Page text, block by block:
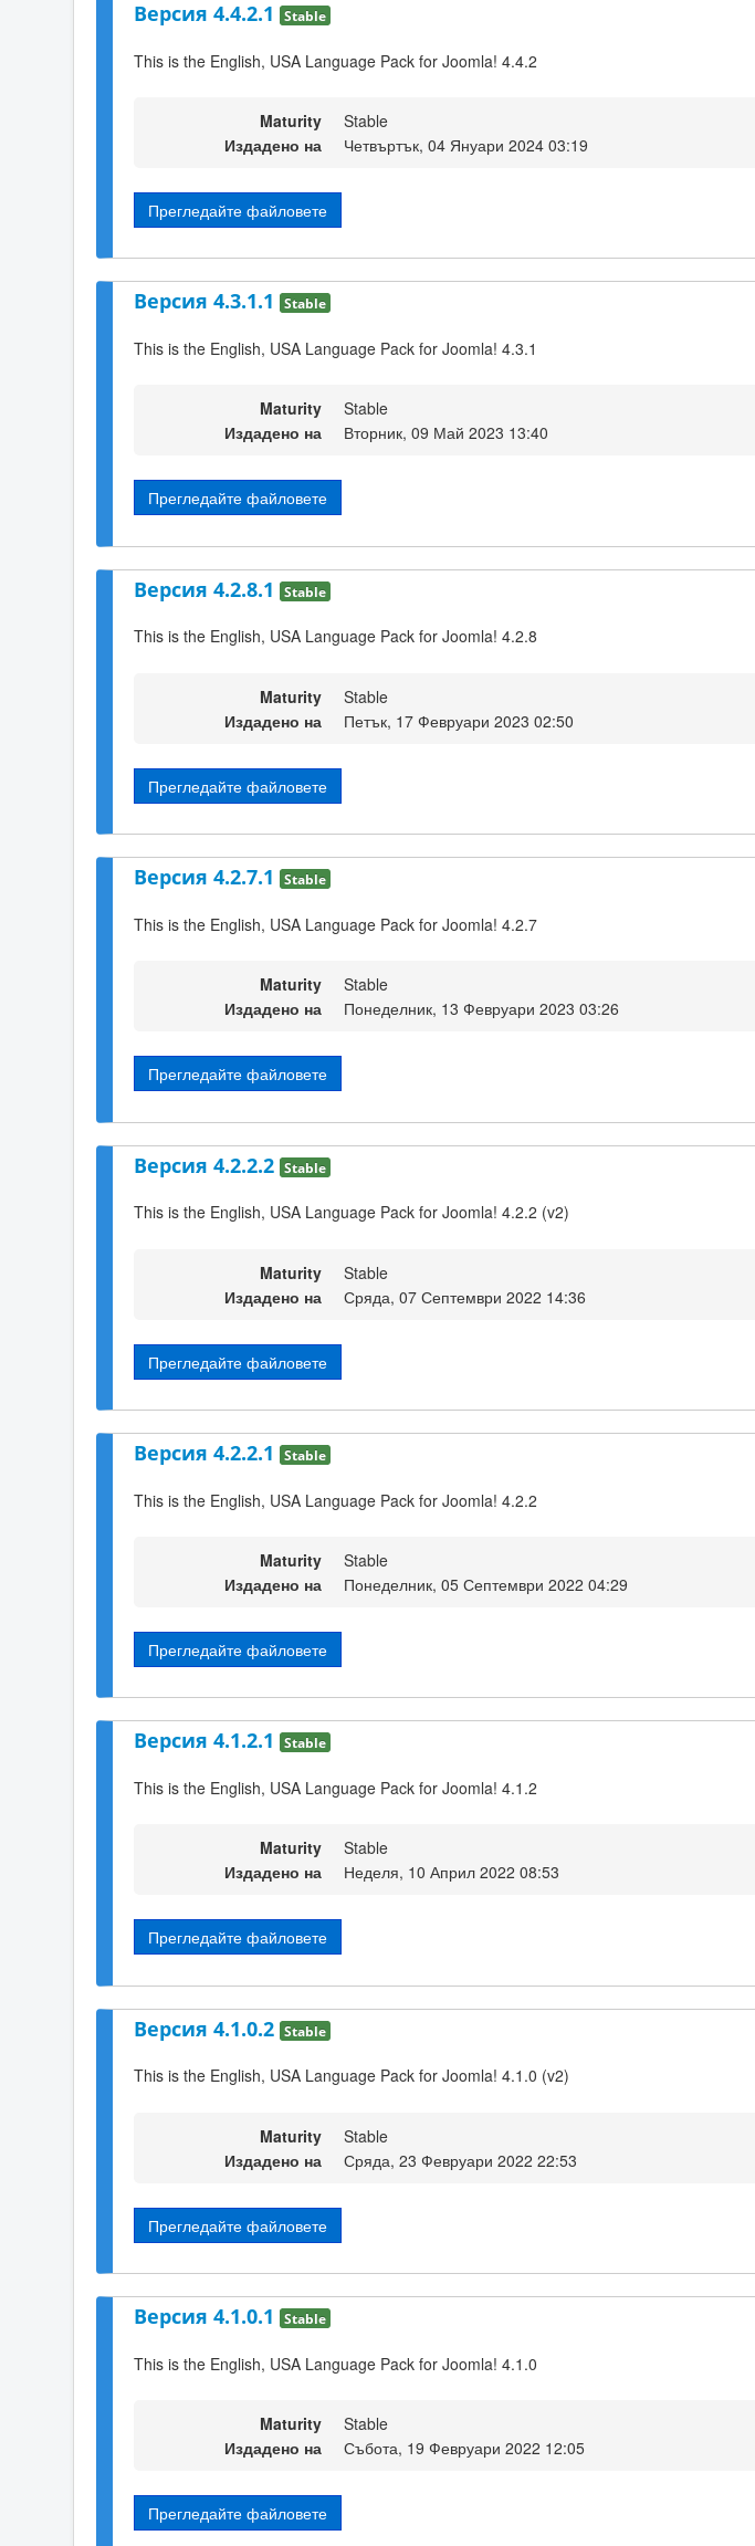
Версия 4.4.2.1 Stable
This is the English, USA Language Pack for Joomla! 4.4.2
Maturity
Stable
Издадено на
Четвъртък, 04 Януари 2024 03:19
Прегледайте файловете
Версия 4.3.1.1 Stable
This is the English, USA Language Pack for Joomla! 4.3.1
Maturity
Stable
Издадено на
Вторник, 09 Май 2023 13:40
Прегледайте файловете
Версия 4.2.8.1 Stable
This is the English, USA Language Pack for Joomla! 4.2.8
Maturity
Stable
Издадено на
Петък, 17 Февруари 2023 02:50
Прегледайте файловете
Версия 4.2.7.1 Stable
This is the English, USA Language Pack for Joomla! 4.2.7
Maturity
Stable
Издадено на
Понеделник, 13 Февруари 2023 03:26
Прегледайте файловете
Версия 4.2.2.2 Stable
This is the English, USA Language Pack for Joomla! 4.2.2 (v2)
Maturity
Stable
Издадено на
Сряда, 07 Септември 2022 14:36
Прегледайте файловете
Версия 4.2.2.1 Stable
This is the English, USA Language Pack for Joomla! 4.2.2
Maturity
Stable
Издадено на
Понеделник, 05 Септември 2022 04:29
Прегледайте файловете
Версия 4.1.2.1 Stable
This is the English, USA Language Pack for Joomla! 4.1.2
Maturity
Stable
Издадено на
Неделя, 10 Април 2022 08:53
Прегледайте файловете
Версия 4.1.0.2 Stable
This is the English, USA Language Pack for Joomla! 4.1.0 (v2)
Maturity
Stable
Издадено на
Сряда, 23 Февруари 2022 22:53
Прегледайте файловете
Версия 4.1.0.1 Stable
This is the English, USA Language Pack for Joomla! 4.1.0
Maturity
Stable
Издадено на
Събота, 19 Февруари 2022 12:05
Прегледайте файловете